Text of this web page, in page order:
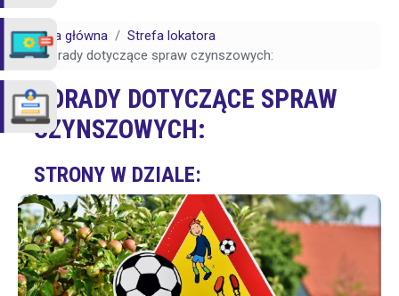
Strona główna
Strefa lokatora
Porady dotyczące spraw czynszowych:
PORADY DOTYCZĄCE SPRAW
CZYNSZOWYCH:
STRONY W DZIALE: